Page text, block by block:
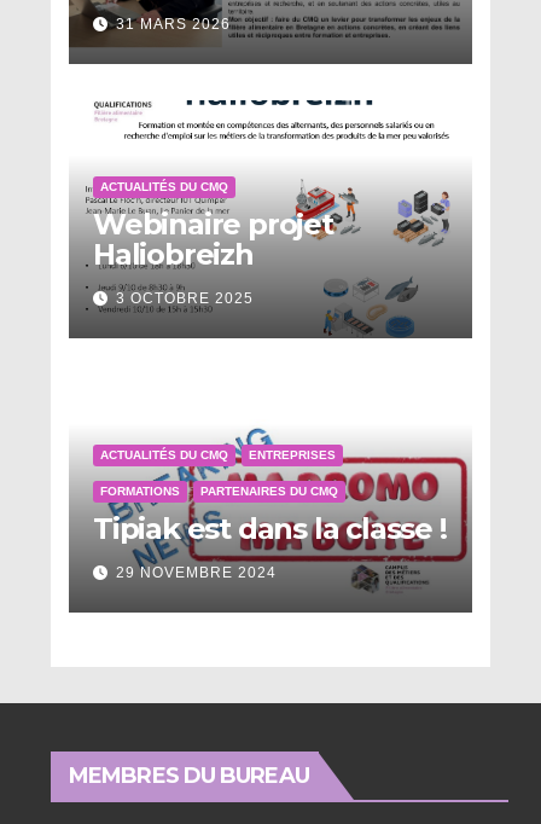
31 MARS 2026
ACTUALITÉS DU CMQ
Webinaire projet
Haliobreizh
3 OCTOBRE 2025
ACTUALITÉS DU CMQ ENTREPRISES
FORMATIONS PARTENAIRES DU CMQ
Tipiak est dans la classe !
29 NOVEMBRE 2024
MEMBRES DU BUREAU